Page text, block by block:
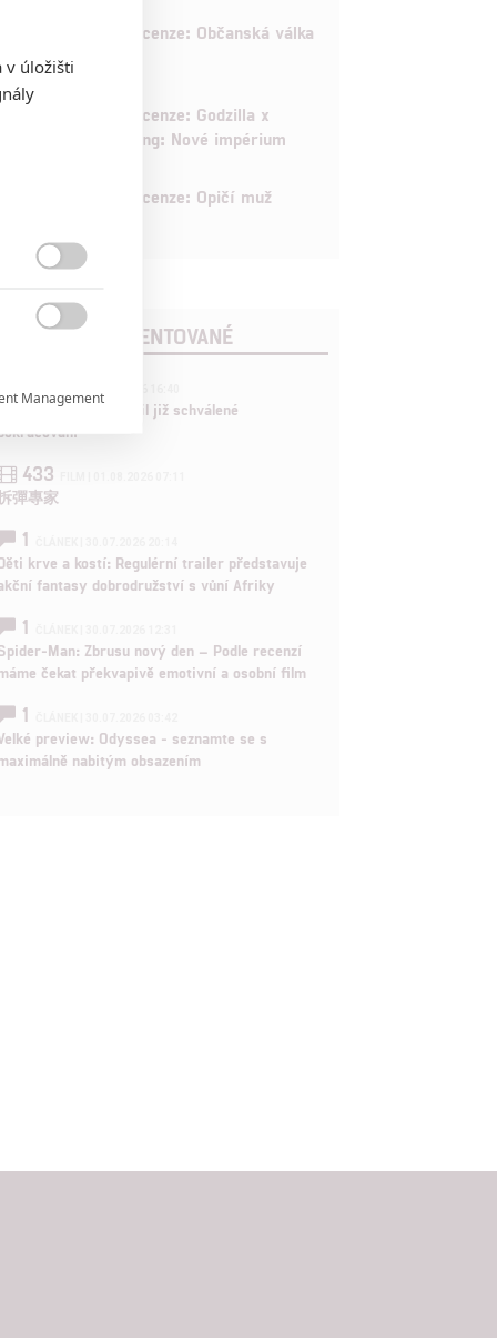
Recenze: Občanská válka
Recenze: Godzilla x
Kong: Nové impérium
Recenze: Opičí muž
POSLEDNÍ KOMENTOVANÉ
nečekaně zrušil již schválené
433
彈專家
1
krve a kostí: Regulérní trailer představuje
fantasy dobrodružství s vůní Afriky
1
Man: Zbrusu nový den – Podle recenzí
čekat překvapivě emotivní a osobní film
1
preview: Odyssea - seznamte se s
nabitým obsazením
v úložišti

chyb,
Management